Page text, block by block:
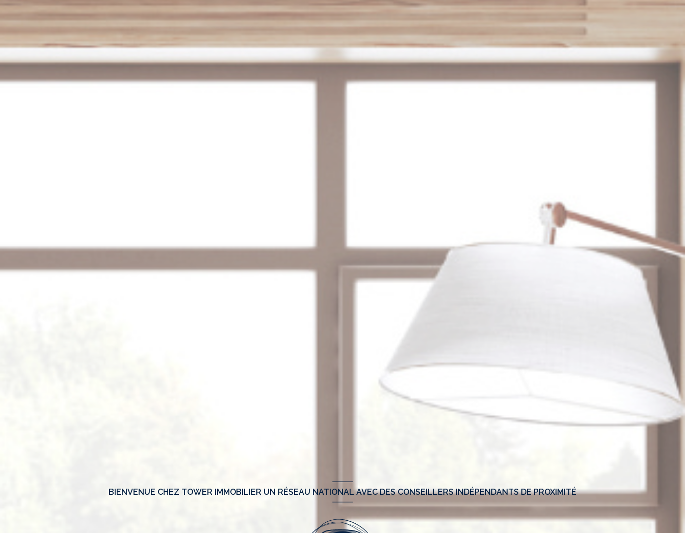
BIENVENUE CHEZ TOWER IMMOBILIER UN RÉSEAU NATIONAL AVEC DES CONSEILLERS INDÉPENDANTS DE PROXIMITÉ